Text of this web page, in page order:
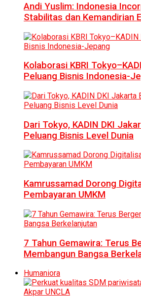
Andi Yuslim: Indonesia
Stabilitas dan Kemandirian
Kolaborasi KBRI
Peluang Bisnis Indonesia-
Dari Tokyo, KADIN DKI
Peluang Bisnis Level Dunia
Kamrussamad Dorong
Pembayaran UMKM
7 Tahun Gemawira: Terus
Membangun Bangsa
Humaniora